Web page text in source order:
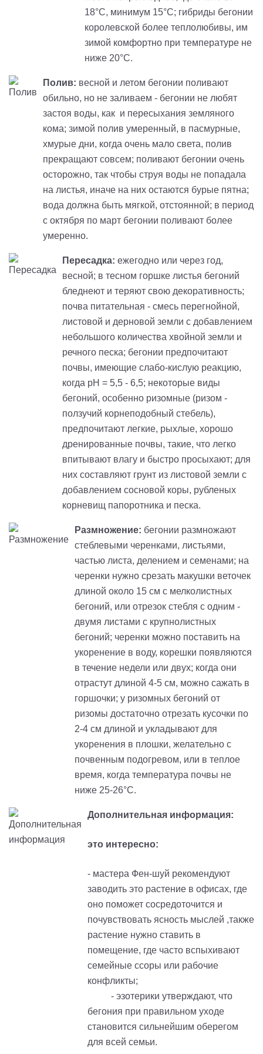
18°С, минимум 15°С; гибриды бегонии
королевской более теплолюбивы, им
зимой комфортно при температуре не
ниже 20°С.
Полив: весной и летом бегонии поливают
обильно, но не заливаем - бегонии не любят
застоя воды, как и пересыхания земляного
кома; зимой полив умеренный, в пасмурные,
хмурые дни, когда очень мало света, полив
прекращают совсем; поливают бегонии очень
осторожно, так чтобы струя воды не попадала
на листья, иначе на них остаются бурые пятна;
вода должна быть мягкой, отстоянной; в период
с октября по март бегонии поливают более
умеренно.
Пересадка: ежегодно или через год,
весной; в тесном горшке листья бегоний
бледнеют и теряют свою декоративность;
почва питательная - смесь перегнойной,
листовой и дерновой земли с добавлением
небольшого количества хвойной земли и
речного песка; бегонии предпочитают
почвы, имеющие слабо-кислую реакцию,
когда рН = 5,5 - 6,5; некоторые виды
бегоний, особенно ризомные (ризом -
ползучий корнеподобный стебель),
предпочитают легкие, рыхлые, хорошо
дренированные почвы, такие, что легко
впитывают влагу и быстро просыхают; для
них составляют грунт из листовой земли с
добавлением сосновой коры, рубленых
корневищ папоротника и песка.
Размножение: бегонии размножают
стеблевыми черенками, листьями,
частью листа, делением и семенами; на
черенки нужно срезать макушки веточек
длиной около 15 см с мелколистных
бегоний, или отрезок стебля с одним -
двумя листами с крупнолистных
бегоний; черенки можно поставить на
укоренение в воду, корешки появляются
в течение недели или двух; когда они
отрастут длиной 4-5 см, можно сажать в
горшочки; у ризомных бегоний от
ризомы достаточно отрезать кусочки по
2-4 см длиной и укладывают для
укоренения в плошки, желательно с
почвенным подогревом, или в теплое
время, когда температура почвы не
ниже 25-26°С.
Дополнительная информация:
это интересно:
- мастера Фен-шуй рекомендуют
заводить это растение в офисах, где
оно поможет сосредоточится и
почувствовать ясность мыслей ,также
растение нужно ставить в
помещение, где часто вспыхивают
семейные ссоры или рабочие
конфликты;
- эзотерики утверждают, что
бегония при правильном уходе
становится сильнейшим оберегом
для всей семьи.